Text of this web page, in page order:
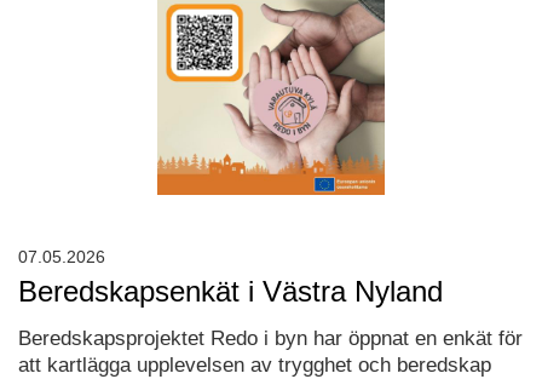
Beredskapsenkät i Västra Nyland
Beredskapsprojektet Redo i byn har öppnat en enkät för
att kartlägga upplevelsen av trygghet och beredskap
07.05.2026